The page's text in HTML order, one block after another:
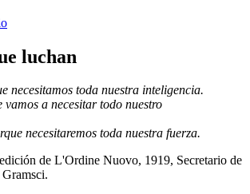
luchan
necesitamos toda nuestra inteligencia.
vamos a necesitar todo nuestro
necesitaremos toda nuestra fuerza.
de L'Ordine Nuovo, 1919, Secretario de